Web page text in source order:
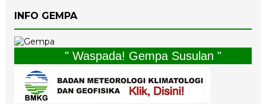
INFO GEMPA
" Waspada! Gempa Susulan "